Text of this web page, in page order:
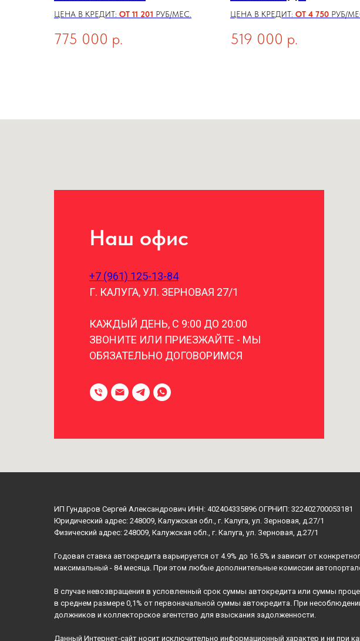
ЦЕНА В КРЕДИТ: ОТ 11 201 РУБ/МЕС.
775 000 р.
ЦЕНА В КРЕДИТ: ОТ 4 750 РУБ/
519 000 р.
Наш офис
+7 (961) 125-13-84
Г. КАЛУГА, УЛ. ЗЕРНОВАЯ 27/1
КАЖДЫЙ ДЕНЬ, С 9:00 ДО 20:00
ЗВОНИТЕ ИЛИ ПРИЕЗЖАЙТЕ - МЫ
ОБЯЗАТЕЛЬНО ДОГОВОРИМСЯ
ИП Гундаров Сергей Александрович ИНН: 402404335896 ОГРНИП: 322402700053181
Юридический адрес: 248009, Калужская обл., г. Калуга, ул. Зерновая, д.27/1
Физический адрес: 248009, Калужская обл., г. Калуга, ул. Зерновая, д.27/1
Годовая ставка автокредита варьируется от 4.9% до 16.5% и зависит от
максимальный - 84 месяца. При этом любые дополнительные комиссии
В случае невозвращения в условленный срок суммы автокредита или суммы
в среднем размере 0,1% от первоначальной суммы автокредита. При
должников и коллекторское агентство для взыскания задолженности.
Данный Интернет-сайт носит исключительно информационный характер и ни при